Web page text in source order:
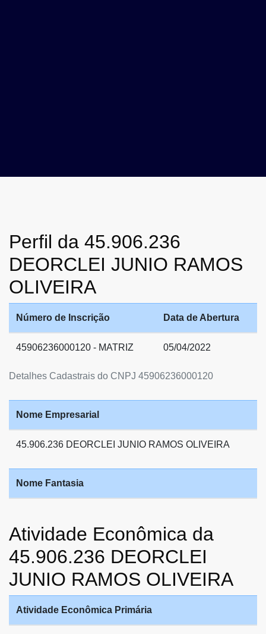
Perfil da 45.906.236
DEORCLEI JUNIO RAMOS
OLIVEIRA
Detalhes Cadastrais do CNPJ 45906236000120
Número de Inscrição Data de Abertura
45906236000120 - MATRIZ 05/04/2022
Nome Empresarial
45.906.236 DEORCLEI JUNIO RAMOS OLIVEIRA
Nome Fantasia
Atividade Econômica da
45.906.236 DEORCLEI
JUNIO RAMOS OLIVEIRA
Atividade Econômica Primária